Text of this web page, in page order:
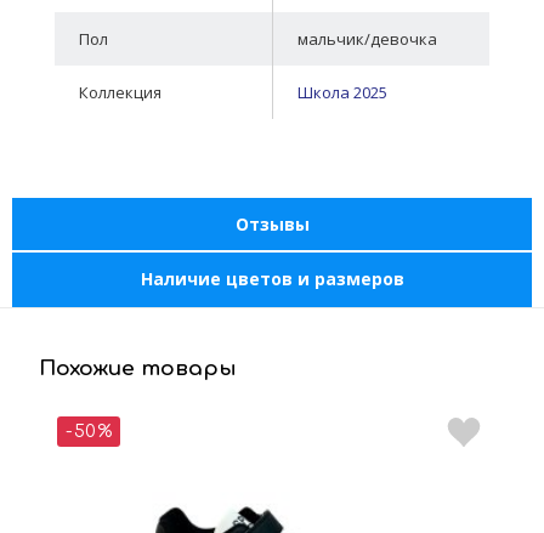
Пол мальчик/девочка
Коллекция Школа 2025
Отзывы
Наличие цветов и размеров
Похожие товары
-50%